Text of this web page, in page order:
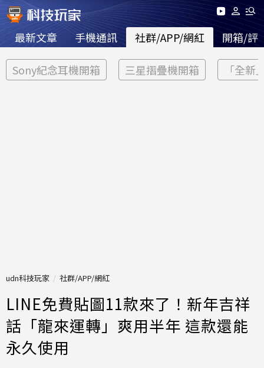
最新文章 手機通訊 社群/APP/網紅 開箱/評
Sony紀念耳機開箱 三星摺疊機開箱 「全新
udn科技玩家 社群/APP/網紅
LINE免費貼圖11款來了！新年吉祥
話「龍來運轉」爽用半年 這款還能
永久使用